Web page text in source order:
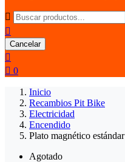


Cancelar

 0
Inicio
Recambios Pit Bike
Electricidad
Encendido
Plato magnético estándar
Agotado